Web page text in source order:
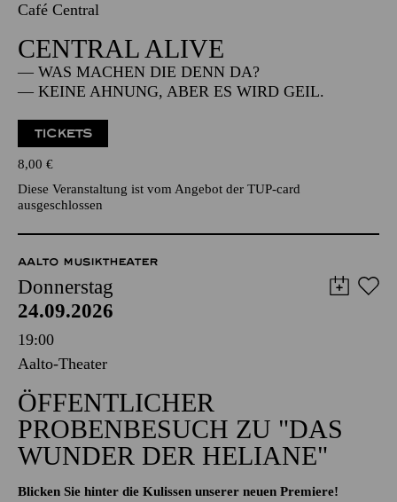
Café Central
CENTRAL ALIVE
— WAS MACHEN DIE DENN DA?
— KEINE AHNUNG, ABER ES WIRD GEIL.
TICKETS
8,00 €
Diese Veranstaltung ist vom Angebot der TUP-card
ausgeschlossen
AALTO MUSIKTHEATER
Donnerstag
24.09.2026
19:00
Aalto-Theater
ÖFFENTLICHER
PROBENBESUCH ZU "DAS
WUNDER DER HELIANE"
Blicken Sie hinter die Kulissen unserer neuen Premiere!